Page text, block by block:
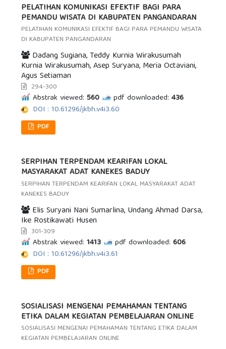
PELATIHAN KOMUNIKASI EFEKTIF BAGI PARA
PEMANDU WISATA DI KABUPATEN PANGANDARAN
PELATIHAN KOMUNIKASI EFEKTIF BAGI PARA PEMANDU WISATA
DI KABUPATEN PANGANDARAN
Dadang Sugiana, Teddy Kurnia Wirakusumah
Kurnia Wirakusumah, Asep Suryana, Meria Octaviani,
Agus Setiaman
294-300
Abstrak viewed: 560 pdf downloaded: 436
DOI : 10.61296/jkbh.v4i3.60
PDF
SERPIHAN TERPENDAM KEARIFAN LOKAL
MASYARAKAT ADAT KANEKES BADUY
SERPIHAN TERPENDAM KEARIFAN LOKAL MASYARAKAT ADAT
KANEKES BADUY
Elis Suryani Nani Sumarlina, Undang Ahmad Darsa,
Ike Rostikawati Husen
301-309
Abstrak viewed: 1413 pdf downloaded: 606
DOI : 10.61296/jkbh.v4i3.61
PDF
SOSIALISASI MENGENAI PEMAHAMAN TENTANG
ETIKA DALAM KEGIATAN PEMBELAJARAN ONLINE
SOSIALISASI MENGENAI PEMAHAMAN TENTANG ETIKA DALAM
KEGIATAN PEMBELAJARAN ONLINE